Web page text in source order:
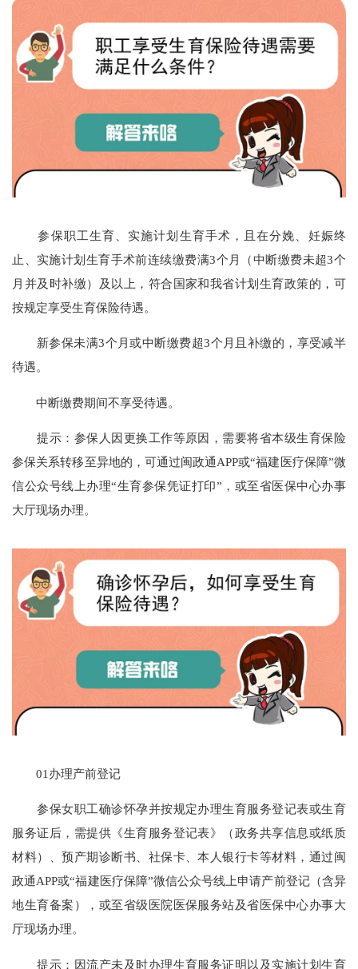
参保职工生育、实施计划生育手术，且在分娩、妊娠终
止、实施计划生育手术前连续缴费满3个月（中断缴费未超3个
月并及时补缴）及以上，符合国家和我省计划生育政策的，可
按规定享受生育保险待遇。
新参保未满3个月或中断缴费超3个月且补缴的，享受减半
待遇。
中断缴费期间不享受待遇。
提示：参保人因更换工作等原因，需要将省本级生育保险
参保关系转移至异地的，可通过闽政通APP或“福建医疗保障”微
信公众号线上办理“生育参保凭证打印”，或至省医保中心办事
大厅现场办理。
01办理产前登记
参保女职工确诊怀孕并按规定办理生育服务登记表或生育
服务证后，需提供《生育服务登记表》（政务共享信息或纸质
材料）、预产期诊断书、社保卡、本人银行卡等材料，通过闽
政通APP或“福建医疗保障”微信公众号线上申请产前登记（含异
地生育备案），或至省级医院医保服务站及省医保中心办事大
厅现场办理。
提示：因流产未及时办理生育服务证明以及实施计划生育